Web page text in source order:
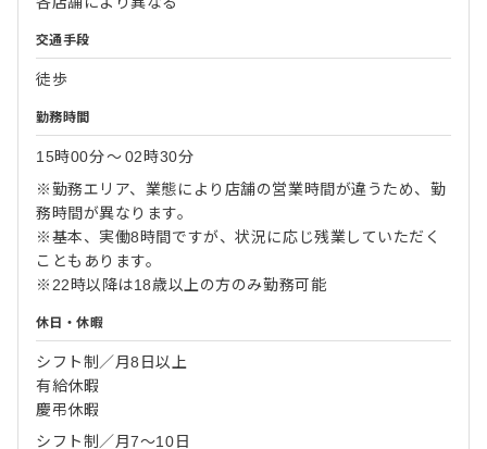
交通手段
徒歩
勤務時間
15時00分〜02時30分
※勤務エリア、業態により店舗の営業時間が違うため、勤
務時間が異なります。
※基本、実働8時間ですが、状況に応じ残業していただく
こともあります。
※22時以降は18歳以上の方のみ勤務可能
休日・休暇
シフト制／月8日以上
有給休暇
慶弔休暇
シフト制／月7～10日